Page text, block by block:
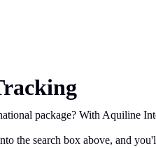
package? With Aquiline
the search box above, and